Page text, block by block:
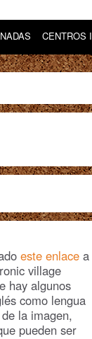
CENTROS
este enlace a
village
hay algunos
como lengua
la imagen,
pueden ser